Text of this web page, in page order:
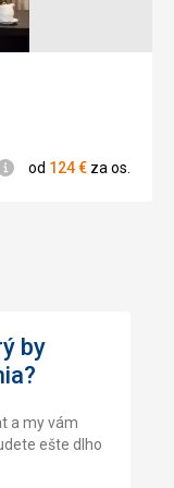
pomocou
Informácie
od 124€ za os.
by
a my vám
ešte dlho